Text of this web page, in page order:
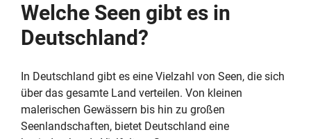
Welche Seen gibt es in
Deutschland?
In Deutschland gibt es eine Vielzahl von Seen, die sich
über das gesamte Land verteilen. Von kleinen
malerischen Gewässern bis hin zu großen
Seenlandschaften, bietet Deutschland eine